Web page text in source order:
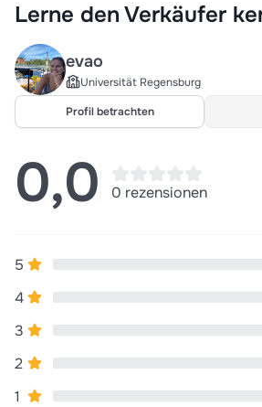
Gliederung
Altklausuren
Grundschullehramt
Lerne den Verkäufer
evao
Universität Regensburg
Profil betrachten
0,0 0 rezensionen
5
4
3
2
1